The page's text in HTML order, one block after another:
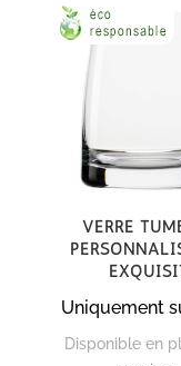
Verre
Uniquement
Disponible en